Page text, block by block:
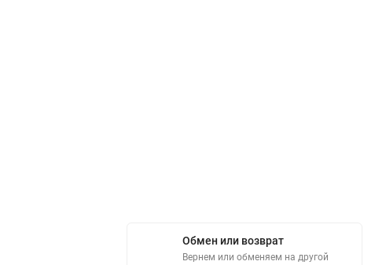
Обмен или возврат
Вернем или обменяем на другой